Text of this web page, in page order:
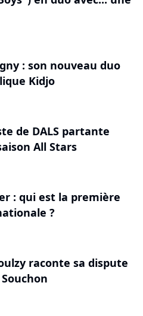
: son nouveau duo
Kidjo
de DALS partante
All Stars
: qui est la première
?
raconte sa dispute